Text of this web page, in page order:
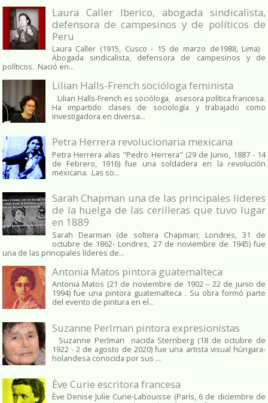
Laura Caller Iberico, abogada sindicalista,
defensora de campesinos y de políticos de
Peru
Laura Caller (1915, Cusco - 15 de marzo de1988, Lima)
Abogada sindicalista, defensora de campesinos y de
políticos. Nació en...
Lilian Halls-French socióloga feminista
Lilian Halls-French es socióloga, asesora política francesa.
Ha impartido clases de sociología y trabajado como
investigadora en diversa...
Petra Herrera revolucionaria mexicana
Petra Herrera alias "Pedro Herrera" (29 de Junio, 1887 - 14
de Febrero, 1916) fue una soldadera en la revolución
mexicana. Las so...
Sarah Chapman una de las principales líderes
de la huelga de las cerilleras que tuvo lugar
en 1889
Sarah Dearman (de soltera Chapman; Londres, 31 de
octubre de 1862​- Londres, 27 de noviembre de 1945)​ fue
una de las principales líderes de...
Antonia Matos pintora guatemalteca
Antonia Matos (21 de noviembre de 1902 – 22 de junio de
1994) fue una pintora guatemalteca . Su obra formó parte
del evento de pintura en el...
Suzanne Perlman pintora expresionistas
Suzanne Perlman nacida Sternberg (18 de octubre de
1922 - 2 de agosto de 2020) fue una artista visual húngara-
holandesa conocida por sus ...
Ève Curie escritora francesa
Ève Denise Julie Curie-Labouisse (París, 6 de diciembre de